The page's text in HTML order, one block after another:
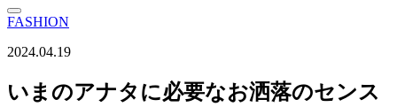
FASHION
2024.04.19
いまのアナタに必要なお洒落のセンス